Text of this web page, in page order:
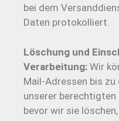
bei dem
Daten protokolliert.
Löschung und
Verarbeitung: Wir
Mail-Adressen bis
unserer
bevor wir sie